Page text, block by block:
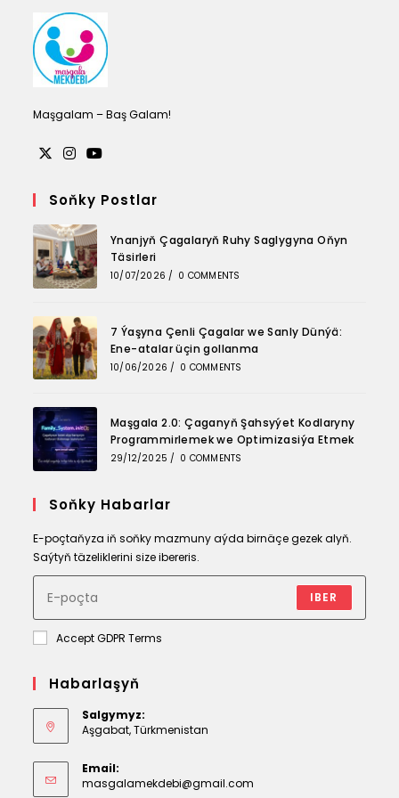
Maşgalam – Baş Galam!
a
new
tab
in
a
new
tab
in
a
new
tab
Soňky Postlar
Ynanjyň Çagalaryň Ruhy Saglygyna Oňyn
Täsirleri
10/07/2026 / 0 COMMENTS
7 Ýaşyna Çenli Çagalar we Sanly Dünýä:
Ene-atalar üçin gollanma
10/06/2026 / 0 COMMENTS
Maşgala 2.0: Çaganyň Şahsyýet Kodlaryny
Programmirlemek we Optimizasiýa Etmek
29/12/2025 / 0 COMMENTS
Soňky Habarlar
E-poçtaňyza iň soňky mazmuny aýda birnäçe gezek alyň.
Saýtyň täzeliklerini size ibereris.
IBER
Accept GDPR Terms
Habarlaşyň
Salgymyz:
Aşgabat, Türkmenistan
Email:
masgalamekdebi@gmail.com